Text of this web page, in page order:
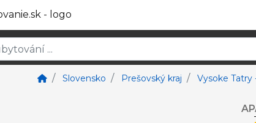
Slovensko Prešovský kraj Vysoke